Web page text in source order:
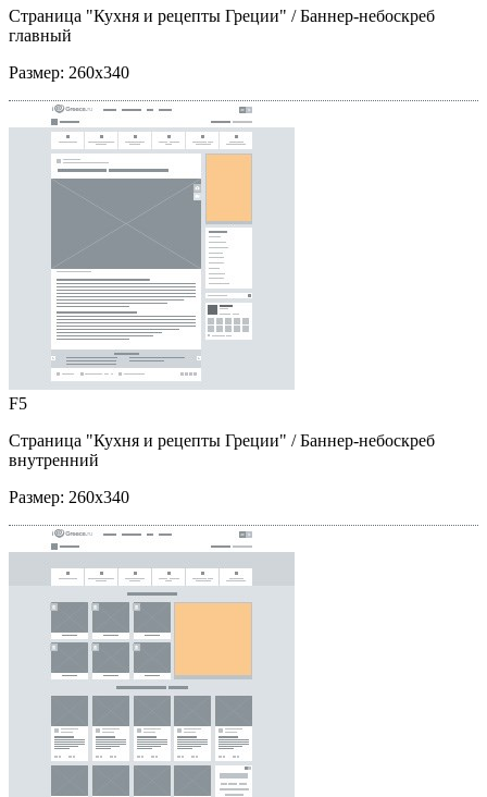
Страница "Кухня и рецепты Греции" / Баннер-небоскреб
главный
Размер: 260x340
F5
Страница "Кухня и рецепты Греции" / Баннер-небоскреб
внутренний
Размер: 260x340